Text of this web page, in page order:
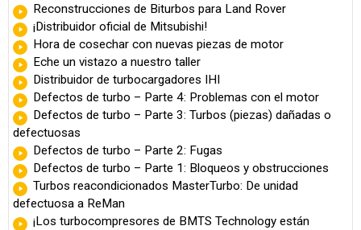
Reconstrucciones de Biturbos para Land Rover
¡Distribuidor oficial de Mitsubishi!
Hora de cosechar con nuevas piezas de motor
Eche un vistazo a nuestro taller
Distribuidor de turbocargadores IHI
Defectos de turbo – Parte 4: Problemas con el motor
Defectos de turbo – Parte 3: Turbos (piezas) dañadas o
defectuosas
Defectos de turbo – Parte 2: Fugas
Defectos de turbo – Parte 1: Bloqueos y obstrucciones
Turbos reacondicionados MasterTurbo: De unidad
defectuosa a ReMan
¡Los turbocompresores de BMTS Technology están